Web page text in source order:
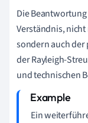
Die
Verständnis,
sondern auch
der Rayleigh-
und technischen
Ein